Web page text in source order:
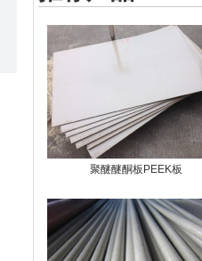
聚醚醚酮板PEEK板